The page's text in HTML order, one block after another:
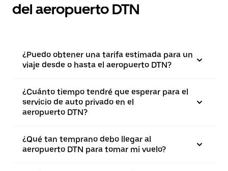
del aeropuerto DTN
¿Puedo obtener una tarifa estimada para un
viaje desde o hasta el aeropuerto DTN?
¿Cuánto tiempo tendré que esperar para el
servicio de auto privado en el
aeropuerto DTN?
¿Qué tan temprano debo llegar al
aeropuerto DTN para tomar mi vuelo?